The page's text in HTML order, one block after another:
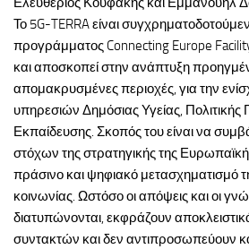
Το 5G-TERRA είναι
προγράμματος Connecting Europe
και αποσκοπεί στην ανάπτυξη
απομακρυσμένες περιοχές, για την
υπηρεσιών Δημόσιας Υγείας, Πολιτικής
Εκπαίδευσης. Σκοπός του είναι να
στόχων της στρατηγικής της
πράσινο και ψηφιακό μετασχηματισμό
κοινωνίας. Ωστόσο οι απόψεις και οι
διατυπώνονται, εκφράζουν
συντακτών και δεν αντιπροσωπεύουν